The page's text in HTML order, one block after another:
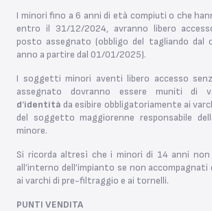
I minori fino a 6 anni di età compiuti o che
entro il 31/12/2024, avranno libero
posto assegnato (obbligo del tagliando dal
anno a partire dal 01/01/2025).
I soggetti minori aventi libero accesso
assegnato dovranno essere muniti di
d‘identità da esibire obbligatoriamente ai
del soggetto maggiorenne responsabile
minore.
Si ricorda altresì che i minori di 14 anni non
all’interno dell’impianto se non accompagnati
ai varchi di pre-filtraggio e ai tornelli.
PUNTI VENDITA